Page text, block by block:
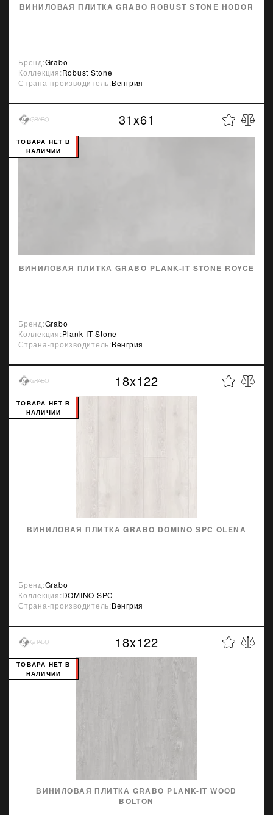
ВИНИЛОВАЯ ПЛИТКА GRABO ROBUST STONE HODOR
Бренд:Grabo
Коллекция:Robust Stone
Страна-производитель:Венгрия
31x61
ВИНИЛОВАЯ ПЛИТКА GRABO PLANK-IT STONE ROYCE
ТОВАРА НЕТ В
НАЛИЧИИ
Бренд:Grabo
Коллекция:Plank-IT Stone
Страна-производитель:Венгрия
18x122
ВИНИЛОВАЯ ПЛИТКА GRABO DOMINO SPC OLENA
ТОВАРА НЕТ В
НАЛИЧИИ
Бренд:Grabo
Коллекция:DOMINO SPC
Страна-производитель:Венгрия
18x122
ВИНИЛОВАЯ ПЛИТКА GRABO PLANK-IT WOOD
BOLTON
ТОВАРА НЕТ В
НАЛИЧИИ